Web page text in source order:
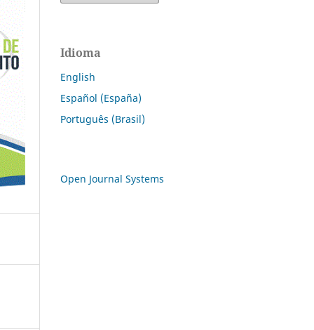
Idioma
English
Español (España)
Português (Brasil)
Open Journal Systems